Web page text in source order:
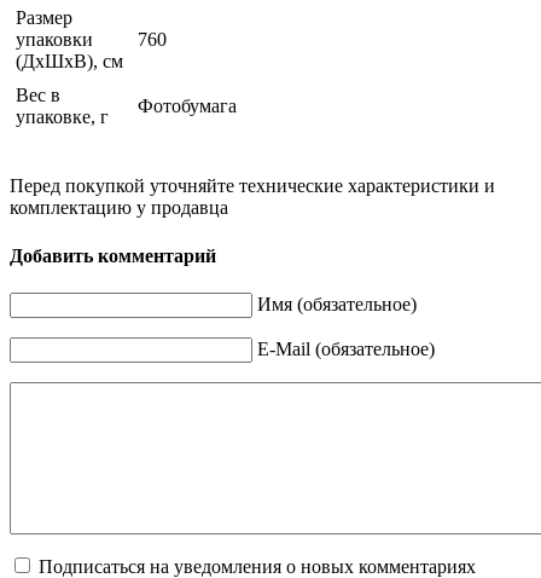
Размер
упаковки
(ДхШхВ), см
760
Вес в
упаковке, г
Фотобумага
Перед покупкой уточняйте технические характеристики и
комплектацию у продавца
Добавить комментарий
Имя (обязательное)
E-Mail (обязательное)
Подписаться на уведомления о новых комментариях